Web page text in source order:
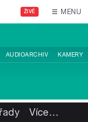
ŽIVĚ MENU
AUDIOARCHIV KAMERY
Více…